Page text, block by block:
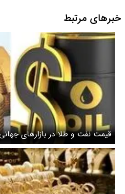
خبرهای مرتبط
قیمت نفت و طلا در بازارهای